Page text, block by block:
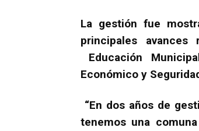
La gestión fue
principales avances
Educación
Económico y
“En dos años de
tenemos una